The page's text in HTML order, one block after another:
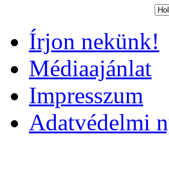
Írjon nekünk!
Médiaajánlat
Impresszum
Adatvédelmi